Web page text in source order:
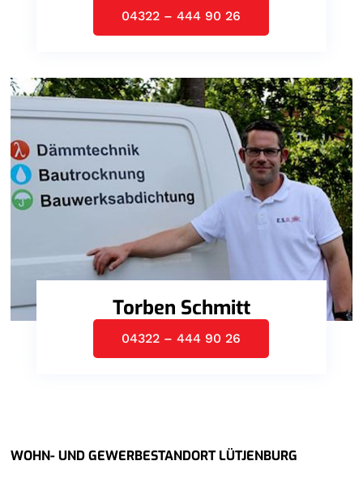
04322 – 444 90 26
Torben Schmitt
04322 – 444 90 26
WOHN- UND GEWERBESTANDORT LÜTJENBURG